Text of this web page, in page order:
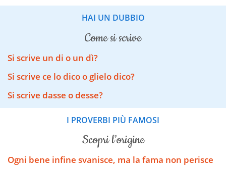
HAI UN DUBBIO
come si scrive
Si scrive un di o un dì?
Si scrive ce lo dico o glielo dico?
Si scrive dasse o desse?
I PROVERBI PIÙ FAMOSI
scopri l’origine
Ogni bene infine svanisce, ma la fama non perisce